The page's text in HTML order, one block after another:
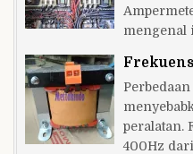
mengenal
peralatan.
400Hz